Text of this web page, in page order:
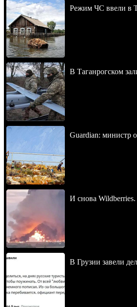
Режим ЧС ввели в
В Таганрогском
Guardian: министр
И снова
В Грузии завели